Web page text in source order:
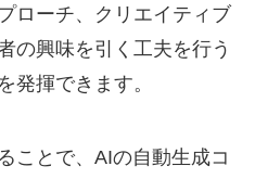
ローチ、クリエイティブ
の興味を引く工夫を行う
発揮できます。
ことで、AIの自動生成コ